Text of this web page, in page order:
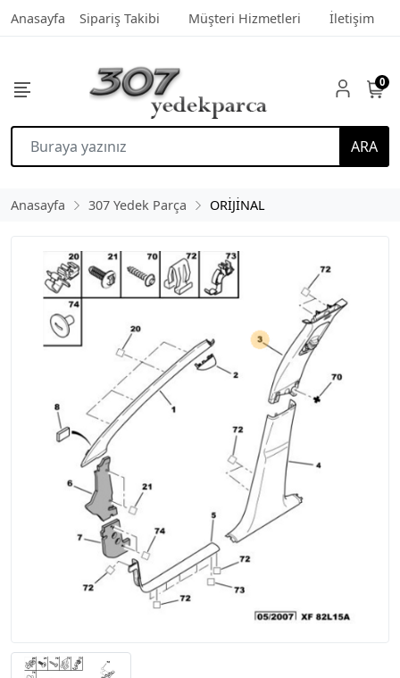
Anasayfa Sipariş Takibi Müşteri Hizmetleri İletişim
ARA
0
Anasayfa 307 Yedek Parça ORİJİNAL